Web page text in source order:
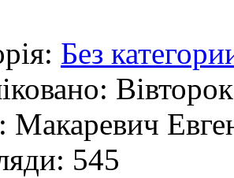
Без
Макаревич
545